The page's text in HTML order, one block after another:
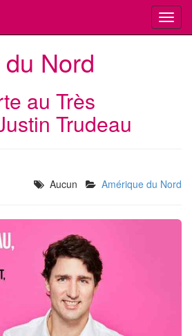
Nord
au Très
Trudeau
Aucun
Amérique du Nord